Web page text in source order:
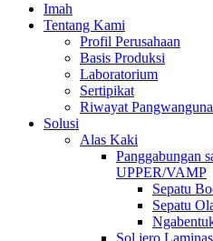
Imah
Tentang Kami
Profil Perusahaan
Basis Produksi
Laboratorium
Sertipikat
Riwayat
Solusi
Alas Kaki
Panggabungan
UPPER/VAMP
Sepatu
Sepatu
Sol jero